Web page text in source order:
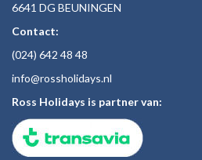
6641 DG BEUNINGEN
Contact:
(024) 642 48 48
info@rossholidays.nl
Ross Holidays is partner van: